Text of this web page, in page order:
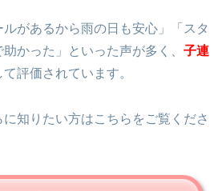
があるから雨の日も安心」「スタ
かった」といった声が多く、 子連
評価されています。
知りたい方はこちらをご覧くださ